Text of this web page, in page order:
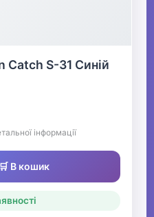
Catch S-31 Синій
інформації
🛒 В кошик